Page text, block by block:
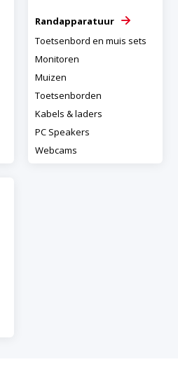
Randapparatuur
Toetsenbord en muis sets
Monitoren
Muizen
Toetsenborden
Kabels & laders
PC Speakers
Webcams